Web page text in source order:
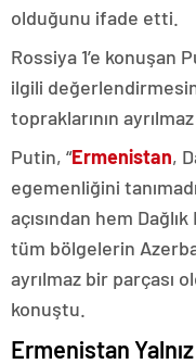
olduğunu ifade etti.
Rossiya 1’e konuşan
ilgili
topraklarının
Putin, “Ermenistan,
egemenliğini
açısından hem
tüm bölgelerin
ayrılmaz bir parçası
konuştu.
Ermenistan